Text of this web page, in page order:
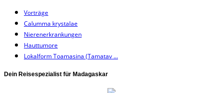
Vorträge
Calumma krystalae
Nierenerkrankungen
Hauttumore
Lokalform Toamasina (Tamatav ...
Dein Reisespezialist für Madagaskar